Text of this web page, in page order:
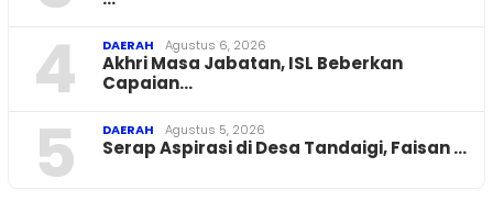
4 DAERAH Agustus 6, 2026
Akhri Masa Jabatan, ISL Beberkan
Capaian…
5 DAERAH Agustus 5, 2026
Serap Aspirasi di Desa Tandaigi, Faisan …